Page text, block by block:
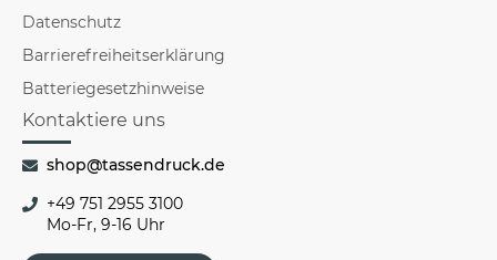
Datenschutz
Barrierefreiheitserklärung
Batteriegesetzhinweise
Kontaktiere uns
shop@tassendruck.de
+49 751 2955 3100
Mo-Fr, 9-16 Uhr